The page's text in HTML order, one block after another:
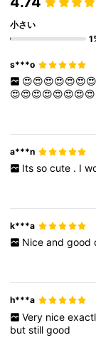
小さい
s***o
😍😍😍😍😍😍😍😍
a***n
Its so cute . I
k***a
Nice and good
h***a
Very nice
butstillgood